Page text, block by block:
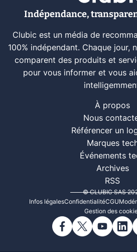
Indépendance,
Clubic est un média de
100% indépendant. Chaque jour,
comparent des produits et
pour vous informer et vous
À propos
Nous
Référencer un
Marques
Événements
Archives
RSS
© CLUBIC SAS
Infos légalesConfidentialitéCGU
Gestion des